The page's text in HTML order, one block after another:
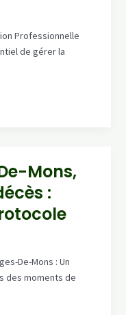
Professionnelle
de gérer la
Mons,
:
De-Mons : Un
des moments de